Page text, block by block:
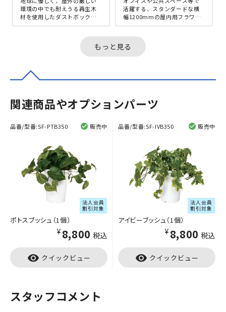
環境の中でも耐えうる再生木
材を使用したダストボック
ス。再生木材は耐久性や耐候
活躍する、スタンダードな横
幅1200mmの屋内用フラワー
ボックスです。ナチュラルな
カラー...
もっと見る
関連商品やオプションパーツ
品番/型番:SF-PTB350 販売中
法人会員
割引対象
ポトスブッシュ（1個）
¥8,800 税込
visibility クイックビュー
品番/型番:SF-IVB350 販売中
法人会員
割引対象
アイビーブッシュ（1個）
¥8,800 税込
visibility クイックビュー
スタッフコメント